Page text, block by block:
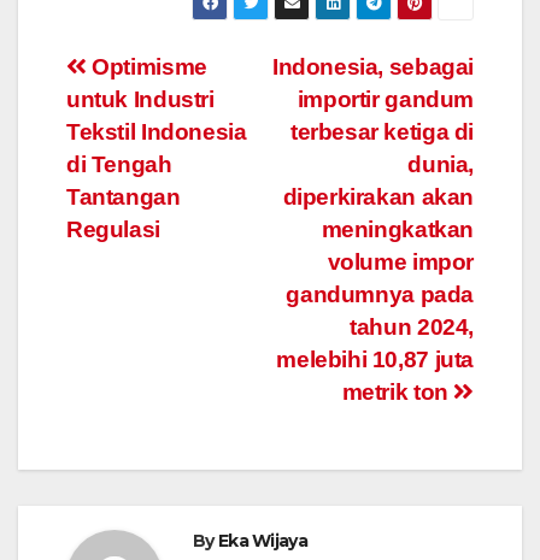
Navigasi
pos
Indonesia, sebagai
importir gandum
terbesar ketiga di
dunia,
diperkirakan akan
meningkatkan
volume impor
gandumnya pada
tahun 2024,
melebihi 10,87 juta
metrik ton
Optimisme
untuk Industri
Tekstil Indonesia
di Tengah
Tantangan
Regulasi
ByEka Wijaya